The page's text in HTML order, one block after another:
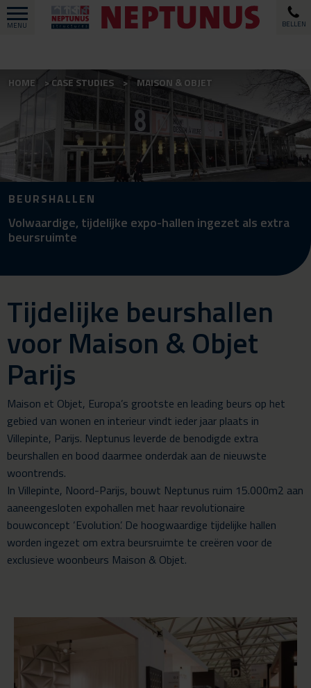
MENU BELLEN
HOME CASE STUDIES MAISON & OBJET
BEURSHALLEN
Volwaardige, tijdelijke expo-hallen ingezet als extra
beursruimte
Tijdelijke beurshallen
voor Maison & Objet
Parijs
Maison et Objet, Europa’s grootste en leading beurs op het
gebied van wonen en interieur vindt ieder jaar plaats in
Villepinte, Parijs. Neptunus leverde de benodigde extra
beurshallen en bood daarmee onderdak aan de nieuwste
woontrends.
In Villepinte, Noord-Parijs, bouwt Neptunus ruim 15.000m2 aan
aaneengesloten expohallen met haar revolutionaire
bouwconcept ‘Evolution’. De hoogwaardige tijdelijke hallen
worden ingezet om extra beursruimte te creëren voor de
exclusieve woonbeurs Maison & Objet.